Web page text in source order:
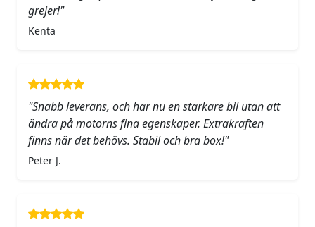
grejer!"
Kenta
"Snabb leverans, och har nu en starkare bil utan att
ändra på motorns fina egenskaper. Extrakraften
finns när det behövs. Stabil och bra box!"
Peter J.